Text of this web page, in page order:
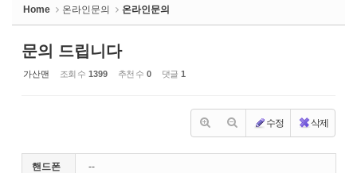
Home 온라인문의 온라인문의
문의 드립니다
가산맨 조회 수 1399 추천 수 0 댓글 1
수정 삭제
핸드폰 --